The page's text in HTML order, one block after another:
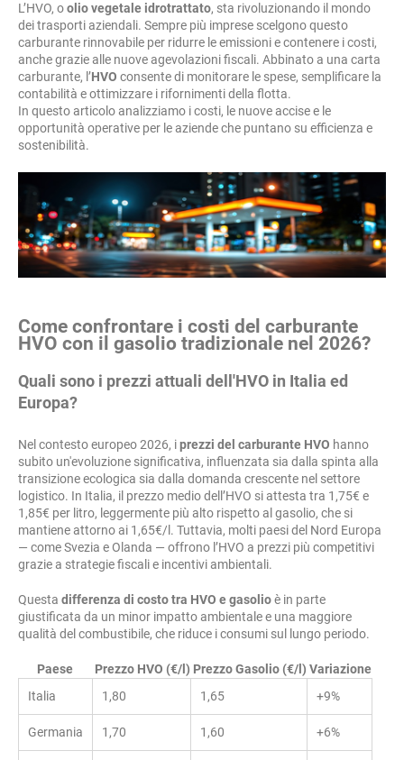
L’HVO, oolio vegetale idrotrattato, sta rivoluzionando il mondo
dei trasporti aziendali. Sempre più imprese scelgono questo
carburante rinnovabile per ridurre le emissioni e contenere i costi,
anche grazie alle nuove agevolazioni fiscali. Abbinato a una carta
carburante, l’HVO consente di monitorare le spese, semplificare la
contabilità e ottimizzare i rifornimenti della flotta.
In questo articolo analizziamo i costi, le nuove accise e le
opportunità operative per le aziende che puntano su efficienza e
sostenibilità.
Come confrontare i costi del carburante
HVO con il gasolio tradizionale nel 2026?
Quali sono i prezzi attuali dell'HVO in Italia ed
Europa?
Nel contesto europeo 2026, iprezzi del carburante HVO hanno
subito un'evoluzione significativa, influenzata sia dalla spinta alla
transizione ecologica sia dalla domanda crescente nel settore
logistico. In Italia, il prezzo medio dell’HVO si attesta tra 1,75€ e
1,85€ per litro, leggermente più alto rispetto al gasolio, che si
mantiene attorno ai 1,65€/l. Tuttavia, molti paesi del Nord Europa
— come Svezia e Olanda — offrono l’HVO a prezzi più competitivi
grazie a strategie fiscali e incentivi ambientali.
Questa differenza di costo tra HVO e gasolioè in parte
giustificata da un minor impatto ambientale e una maggiore
qualità del combustibile, che riduce i consumi sul lungo periodo.
Paese Prezzo HVO (€/l) Prezzo Gasolio (€/l) Variazione
Italia
1,80 1,65 +9%
Germania 1,70 1,60 +6%